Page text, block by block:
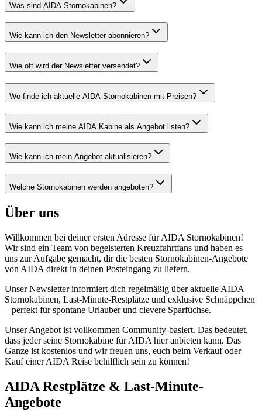
Was sind AIDA Stornokabinen?
Wie kann ich den Newsletter abonnieren?
Wie oft wird der Newsletter versendet?
Wo finde ich aktuelle AIDA Stornokabinen mit Preisen?
Wie kann ich meine AIDA Kabine als Angebot listen?
Wie kann ich mein Angebot aktualisieren?
Welche Stornokabinen werden angeboten?
Über uns
Willkommen bei deiner ersten Adresse für AIDA Stornokabinen!
Wir sind ein Team von begeisterten Kreuzfahrtfans und haben es
uns zur Aufgabe gemacht, dir die besten Stornokabinen-Angebote
von AIDA direkt in deinen Posteingang zu liefern.
Unser Newsletter informiert dich regelmäßig über aktuelle AIDA
Stornokabinen, Last-Minute-Restplätze und exklusive Schnäppchen
– perfekt für spontane Urlauber und clevere Sparfüchse.
Unser Angebot ist vollkommen Community-basiert. Das bedeutet,
dass jeder seine Stornokabine für AIDA hier anbieten kann. Das
Ganze ist kostenlos und wir freuen uns, euch beim Verkauf oder
Kauf einer AIDA Reise behilflich sein zu können!
AIDA Restplätze & Last-Minute-
Angebote